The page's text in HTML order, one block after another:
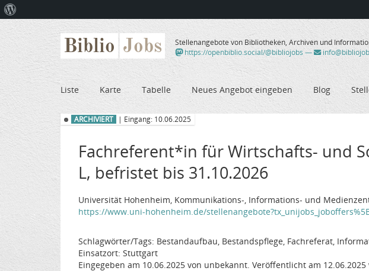
Biblio Jobs
Stellenangebote von Bibliotheken, Archiven und
https://openbiblio.social/@bibliojobs —
Liste Karte Tabelle Neues Angebot eingeben Blog
ARCHIVIERT | Eingang: 10.06.2025
Fachreferent*in für Wirtschafts- und
L, befristet bis 31.10.2026
Universität Hohenheim, Kommunikations-, Informations- und
https://www.uni-hohenheim.de/
Schlagwörter/Tags: Bestandaufbau, Bestandspflege, Fachreferat,
Einsatzort: Stuttgart
Eingegeben am 10.06.2025 von unbekannt. Veröffentlicht am 12.06.2025
WordPress